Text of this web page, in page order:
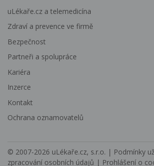
uLékaře.cz a telemedicína
Zdraví a prevence ve firmě
Bezpečnost
Partneři a spolupráce
Kariéra
Inzerce
Kontakt
Ochrana oznamovatelů
© 2007-2026 uLékaře.cz, s.r.o. | Podmínky
zpracování osobních údajů | Prohlášení o